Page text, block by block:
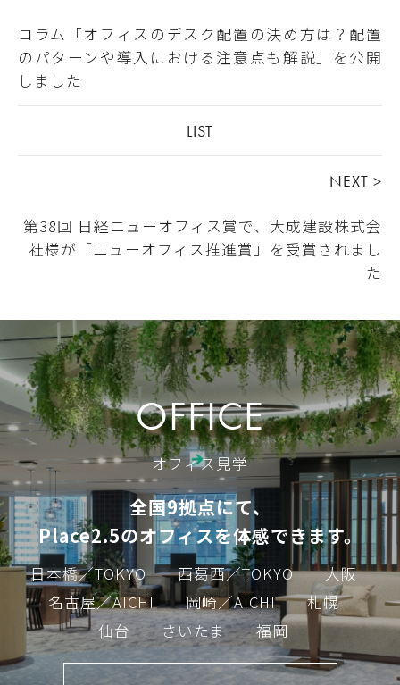
コラム「オフィスのデスク配置の決め方は？配置
のパターンや導入における注意点も解説」を公開
しました
LIST
NEXT >
第38回 日経ニューオフィス賞で、大成建設株式会
社様が「ニューオフィス推進賞」を受賞されまし
た
OFFICE
オフィス見学
全国9拠点にて、
Place2.5のオフィスを体感できます。
日本橋／TOKYO 西葛西／TOKYO
大阪
名古屋／AICHI
岡崎／AICHI
札幌
仙台
さいたま 福岡